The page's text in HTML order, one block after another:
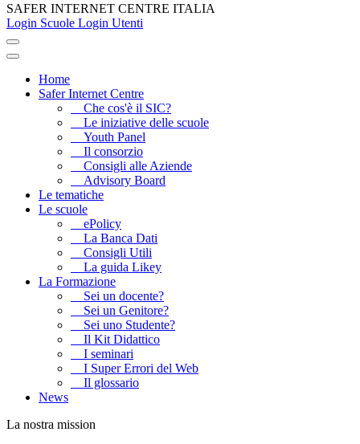
SAFER INTERNET CENTRE ITALIA
Login Scuole Login Utenti
Home
Safer Internet Centre
Che cos'è il SIC?
Le iniziative delle scuole
Youth Panel
Il consorzio
Consigli alle Aziende
Advisory Board
Le tematiche
Le scuole
ePolicy
La Banca Dati
Consigli Utili
La guida Likey
La Formazione
Sei un docente?
Sei un Genitore?
Sei uno Studente?
Il Kit Didattico
I seminari
I Super Errori del Web
Il glossario
News
La nostra mission